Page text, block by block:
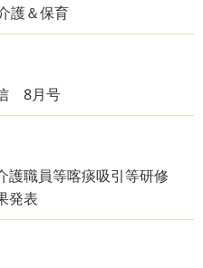
護＆保育
信 8月号
職員等喀痰吸引等研修
発表